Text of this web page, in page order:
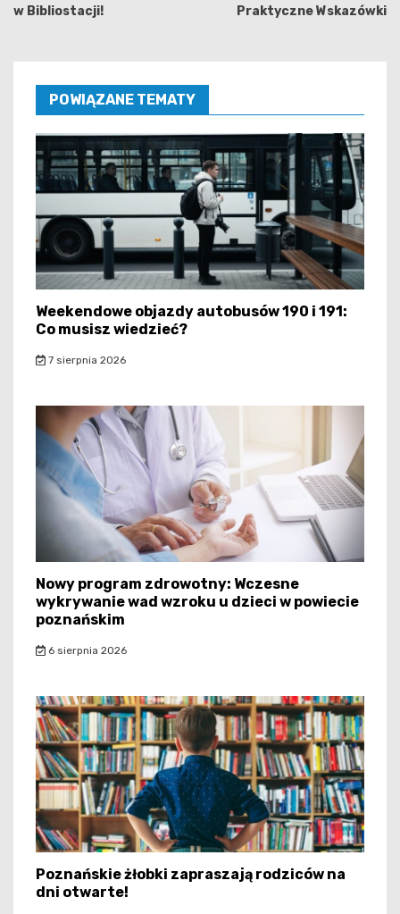
w Bibliostacji!
Praktyczne Wskazówki
POWIĄZANE TEMATY
Weekendowe objazdy autobusów 190 i 191:
Co musisz wiedzieć?
7 sierpnia 2026
Nowy program zdrowotny: Wczesne
wykrywanie wad wzroku u dzieci w powiecie
poznańskim
6 sierpnia 2026
Poznańskie żłobki zapraszają rodziców na
dni otwarte!